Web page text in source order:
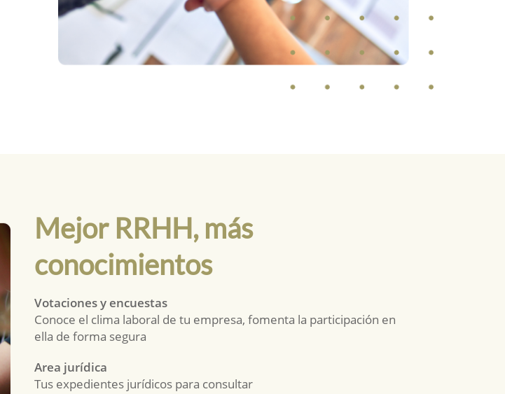
Mejor RRHH, más
conocimientos
Votaciones y encuestas
Conoce el clima laboral de tu empresa, fomenta la participación en
ella de forma segura
Area jurídica
Tus expedientes jurídicos para consultar